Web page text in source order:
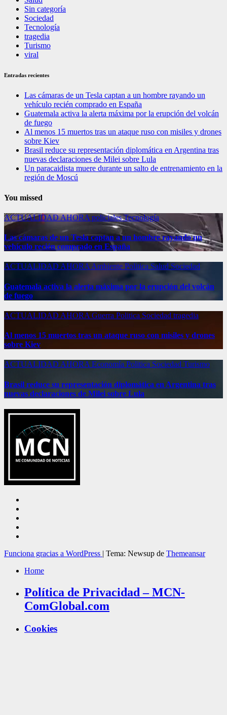
Sin categoría
Sociedad
Tecnología
tragedia
Turismo
viral
Entradas recientes
Las cámaras de un Tesla captan a un hombre rayando un
vehículo recién comprado en España
Guatemala activa la alerta máxima por la erupción del volcán
de fuego
Al menos 15 muertos tras un ataque ruso con misiles y drones
sobre Kiev
Brasil reduce su representación diplomática en Argentina tras
nuevas declaraciones de Milei sobre Lula
Un paracaidista muere durante un salto de entrenamiento en la
región de Moscú
You missed
ACTUALIDADAHORA policialesTecnología
Las cámaras de un Tesla captan a un hombre rayando un
vehículo recién comprado en España
ACTUALIDAD AHORA Ambiente Politica Salud Sociedad
Guatemala activa la alerta máxima por la erupción del volcán
de fuego
ACTUALIDAD AHORA Guerra Politica Sociedad tragedia
Al menos 15 muertos tras un ataque ruso con misiles y drones
sobre Kiev
ACTUALIDAD AHORAEconomía Politica Sociedad Turismo
Brasil reduce su representación diplomática en Argentina tras
nuevas declaraciones de Milei sobre Lula
Funciona gracias a WordPress | Tema: Newsup de Themeansar
Home
Política de Privacidad – MCN-
ComGlobal.com
Cookies